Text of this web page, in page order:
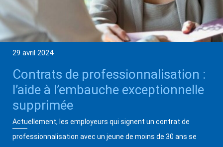
29 avril 2024
Contrats de professionnalisation :
l’aide à l’embauche exceptionnelle
supprimée
Actuellement, les employeurs qui signent un contrat de
professionnalisation avec un jeune de moins de 30 ans se